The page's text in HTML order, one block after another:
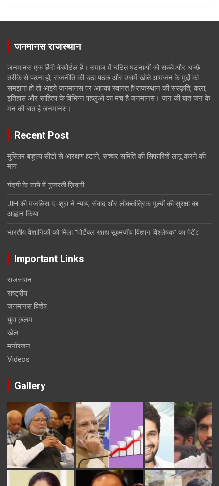
जनमानस राजस्थान
जनमानस एक हिंदी वेबपोर्टल है। समाज में घटित घटनाओं को सच्चे और अच्छे
तरीके से पढ़ना हो, राजनीति की उठा पठक और उसमें खोते आमजन के मुद्दों को
समझना हो तो आइये जनमानस पर आपका स्वागत है!राजस्थान की संस्कृति, कला,
इतिहास और साहित्य के विभिन्न पहलुओं का मंच है जनमानस। जन की बात जन के
मन की बात है जनमानस।
Recent Post
मुस्लिम बाहुल्य सीटों से आरक्षण हटाने, सच्चर समिति की सिफारिशें लागू करने की
मांग
गंदगी के साये में गुजरती ज़िंदगी
JIH की मजलिस-ए-शूरा ने न्याय, संवाद और लोकतांत्रिक मूल्यों की सुरक्षा का
आह्वान किया
भारतीय वैज्ञानिकों को मिला “पोर्टेबल खाद्य सूक्ष्मजीव विज्ञान विश्लेषक” का पेटेंट
Important Links
राजस्थान
राष्ट्रीय
जनमानस विशेष
युवा क़लम
खेल
मनोरंजन
Videos
Gallery